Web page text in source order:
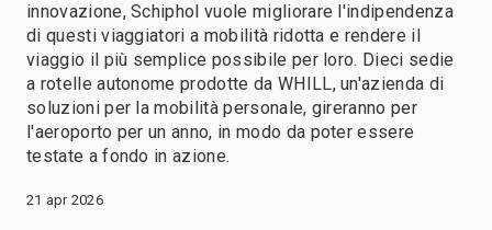
innovazione, Schiphol vuole migliorare l'indipendenza
di questi viaggiatori a mobilità ridotta e rendere il
viaggio il più semplice possibile per loro. Dieci sedie
a rotelle autonome prodotte da WHILL, un'azienda di
soluzioni per la mobilità personale, gireranno per
l'aeroporto per un anno, in modo da poter essere
testate a fondo in azione.
21 apr 2026